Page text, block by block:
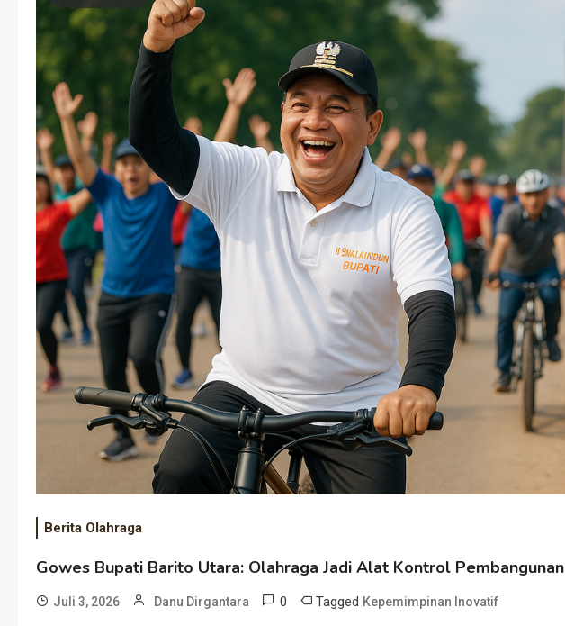
Berita Olahraga
Gowes Bupati Barito Utara: Olahraga Jadi Alat Kontrol Pembangunan
Juli 3, 2026 Danu Dirgantara 0 Tagged Kepemimpinan Inovatif